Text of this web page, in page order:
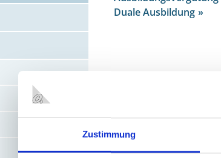
Zustimmung
Duale Ausbildung